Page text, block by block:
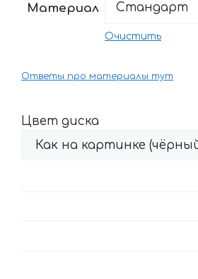
–
Материал
Очистить
Ответы про материалы тут
Цвет диска